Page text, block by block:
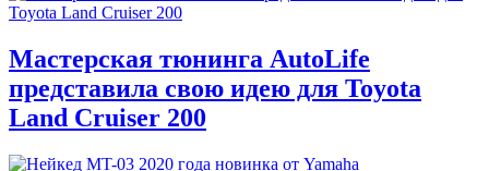
Мастерская тюнинга AutoLife
представила свою идею для Toyota
Land Cruiser 200